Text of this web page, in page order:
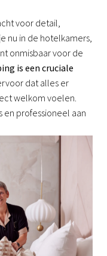
voor detail,
nu in de hotelkamers,
onmisbaar voor de
is een cruciale
dat alles er
welkom voelen.
en professioneel aan